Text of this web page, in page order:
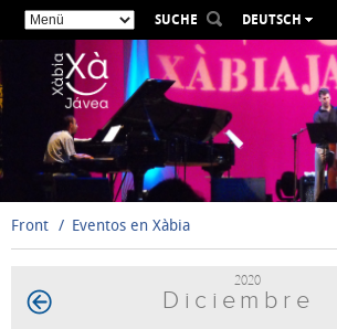
SUCHE
DEUTSCH
ESPAÑOL
VALENCIÀ
FRANÇAIS
РУССКИЙ
Front Eventos en Xàbia
2020
Diciembre